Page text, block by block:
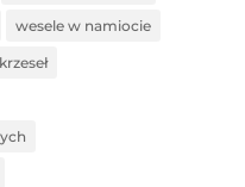
wesele w namiocie